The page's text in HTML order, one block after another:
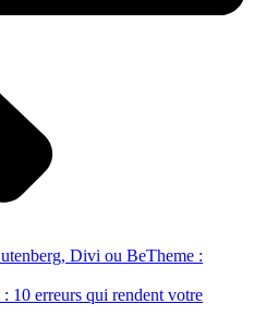
Divi ou BeTheme :
10 erreurs qui rendent votre